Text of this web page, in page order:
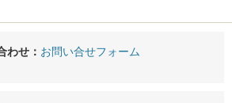
わせ： お問い合せフォーム